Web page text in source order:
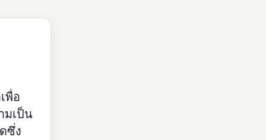
พื่อ
มเป็น
ซึ่ง